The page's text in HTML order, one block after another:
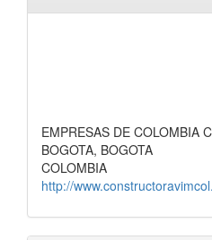
EMPRESAS DE COLOMBIA
BOGOTA, BOGOTA
COLOMBIA
http://